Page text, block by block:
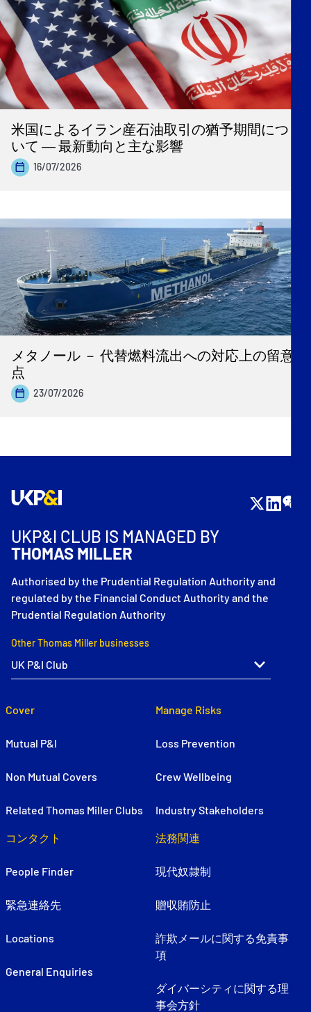
米国によるイラン産石油取引の猶予期間につ
いて ― 最新動向と主な影響
16/07/2026
メタノール － 代替燃料流出への対応上の留意
点
23/07/2026
UKP&I CLUB IS MANAGED BY
THOMAS MILLER
Authorised by the Prudential Regulation Authority and
regulated by the Financial Conduct Authority and the
Prudential Regulation Authority
Other Thomas Miller businesses
Cover
Mutual P&I
Non Mutual Covers
Related Thomas Miller Clubs
Manage Risks
Loss Prevention
Crew Wellbeing
Industry Stakeholders
コンタクト
People Finder
緊急連絡先
Locations
General Enquiries
法務関連
現代奴隷制
贈収賄防止
詐欺メールに関する免責事
項
ダイバーシティに関する理
事会方針